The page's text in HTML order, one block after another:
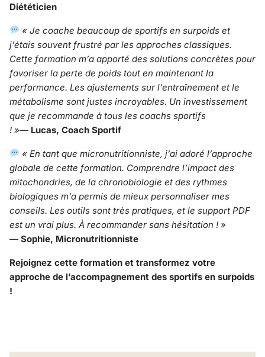
Diététicien
« Je coache beaucoup de sportifs en surpoids et
j’étais souvent frustré par les approches classiques.
Cette formation m’a apporté des solutions concrètes pour
favoriser la perte de poids tout en maintenant la
performance. Les ajustements sur l’entraînement et le
métabolisme sont justes incroyables. Un investissement
que je recommande à tous les coachs sportifs
! »— Lucas, Coach Sportif
« En tant que micronutritionniste, j’ai adoré l’approche
globale de cette formation. Comprendre l’impact des
mitochondries, de la chronobiologie et des rythmes
biologiques m’a permis de mieux personnaliser mes
conseils. Les outils sont très pratiques, et le support PDF
est un vrai plus. À recommander sans hésitation ! »
— Sophie, Micronutritionniste
Rejoignez cette formation et transformez votre
approche de l’accompagnement des sportifs en surpoids
!